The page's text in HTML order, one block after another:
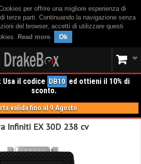
per offrire una migliore esperienza di
terze parti. Continuando la navigazione senza
del browser, accetti di utilizzare questi
Read more. Ok
Usa il codice DB10 ed ottieni il 10% di
sconto.
valida fino al 9 Agosto
Infiniti EX 30D 238 cv